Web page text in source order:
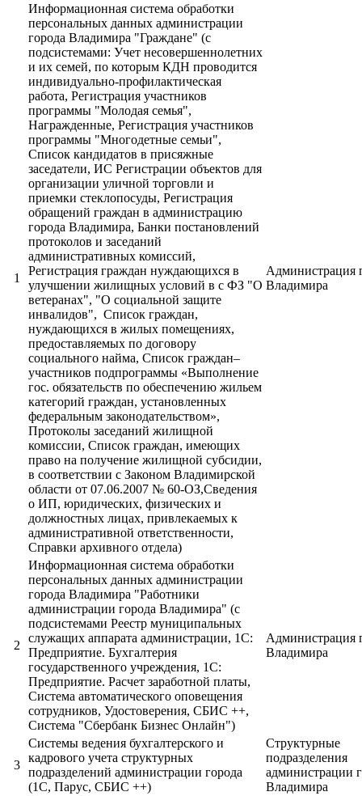
1
Информационная система обработки
персональных данных администрации
города Владимира "Граждане" (с
подсистемами: Учет несовершеннолетних
и их семей, по которым КДН проводится
индивидуально-профилактическая
работа, Регистрация участников
программы "Молодая семья",
Награжденные, Регистрация участников
программы "Многодетные семьи",
Список кандидатов в присяжные
заседатели, ИС Регистрации объектов для
организации уличной торговли и
приемки стеклопосуды, Регистрация
обращений граждан в администрацию
города Владимира, Банки постановлений
протоколов и заседаний
административных комиссий,
Регистрация граждан нуждающихся в
улучшении жилищных условий в с ФЗ "О
ветеранах", "О социальной защите
инвалидов", Список граждан,
нуждающихся в жилых помещениях,
предоставляемых по договору
социального найма, Список граждан–
участников подпрограммы «Выполнение
гос. обязательств по обеспечению жильем
категорий граждан, установленных
федеральным законодательством»,
Протоколы заседаний жилищной
комиссии, Список граждан, имеющих
право на получение жилищной субсидии,
в соответствии с Законом Владимирской
области от 07.06.2007 № 60-ОЗ,Сведения
о ИП, юридических, физических и
должностных лицах, привлекаемых к
административной ответственности,
Справки архивного отдела)
Администрация
Владимира
2
Информационная система обработки
персональных данных администрации
города Владимира "Работники
администрации города Владимира" (с
подсистемами Реестр муниципальных
служащих аппарата администрации, 1С:
Предприятие. Бухгалтерия
государственного учреждения, 1С:
Предприятие. Расчет заработной платы,
Система автоматического оповещения
сотрудников, Удостоверения, СБИС ++,
Система "Сбербанк Бизнес Онлайн")
Администрация
Владимира
3
Системы ведения бухгалтерского и
кадрового учета структурных
подразделений администрации города
(1С, Парус, СБИС ++)
Структурные
подразделения
администрации
Владимира